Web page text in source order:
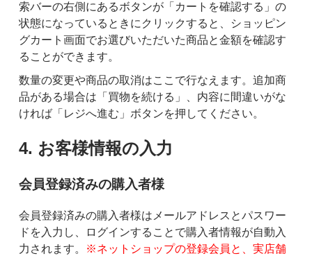
索バーの右側にあるボタンが「カートを確認する」の
状態になっているときにクリックすると、ショッピン
グカート画面でお選びいただいた商品と金額を確認す
ることができます。
数量の変更や商品の取消はここで行なえます。追加商
品がある場合は「買物を続ける」、内容に間違いがな
ければ「レジへ進む」ボタンを押してください。
4. お客様情報の入力
会員登録済みの購入者様
会員登録済みの購入者様はメールアドレスとパスワー
ドを入力し、ログインすることで購入者情報が自動入
力されます。
※ネットショップの登録会員と、実店舗